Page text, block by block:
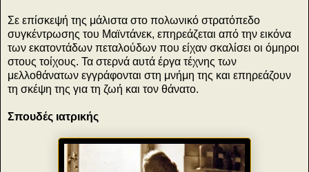
Σε επίσκεψή της μάλιστα στο πολωνικό στρατόπεδο
συγκέντρωσης του Μαϊντάνεκ, επηρεάζεται από την εικόνα
των εκατοντάδων πεταλούδων που είχαν σκαλίσει οι όμηροι
στους τοίχους. Τα στερνά αυτά έργα τέχνης των
μελλοθάνατων εγγράφονται στη μνήμη της και επηρεάζουν
τη σκέψη της για τη ζωή και τον θάνατο.
Σπουδές ιατρικής